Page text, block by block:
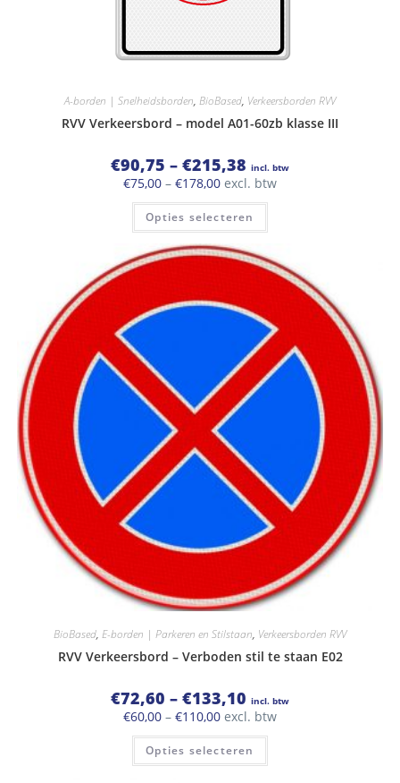
A-borden | Snelheidsborden, BioBased, Verkeersborden RVV
RVV Verkeersbord – model A01-60zb klasse III
€90,75 – €215,38 Prijsklasse:
€90,75
tot
€215,38
incl. btw
€75,00 – €178,00Prijsklasse:
€75,00
tot
€178,00
excl. btw
Opties selecteren
Dit
heeft
variaties.
Deze
optie
gekozen
worden
op
de
productpagina
BioBased, E-borden | Parkeren en Stilstaan, Verkeersborden RVV
RVV Verkeersbord – Verboden stil te staan E02
€72,60 – €133,10 Prijsklasse:
€72,60
tot
€133,10
incl. btw
€60,00 – €110,00Prijsklasse:
€60,00
tot
€110,00
excl. btw
Opties selecteren
Dit
heeft